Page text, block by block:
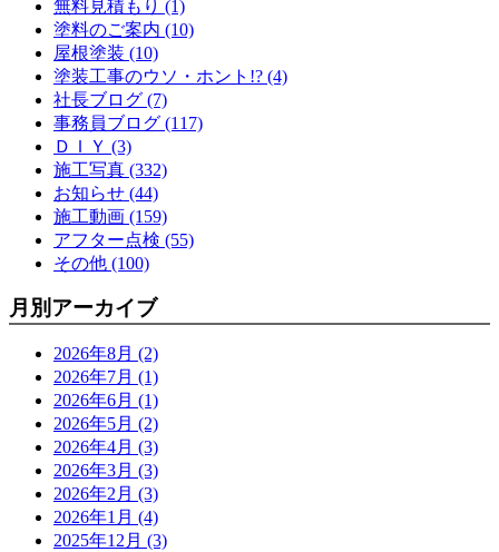
無料見積もり (1)
塗料のご案内 (10)
屋根塗装 (10)
塗装工事のウソ・ホント!? (4)
社長ブログ (7)
事務員ブログ (117)
ＤＩＹ (3)
施工写真 (332)
お知らせ (44)
施工動画 (159)
アフター点検 (55)
その他 (100)
月別アーカイブ
2026年8月 (2)
2026年7月 (1)
2026年6月 (1)
2026年5月 (2)
2026年4月 (3)
2026年3月 (3)
2026年2月 (3)
2026年1月 (4)
2025年12月 (3)